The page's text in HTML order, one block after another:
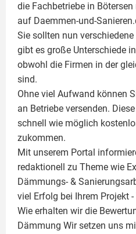
die Fachbetriebe in
auf Daemmen-und-
Sie sollten nun
gibt es große Unterschiede
obwohl die Firmen in der
sind.
Ohne viel Aufwand können
an Betriebe versenden.
schnell wie möglich
zukommen.
Mit unserem Portal
redaktionell zu Theme wie
Dämmungs- &
viel Erfolg bei Ihrem Projekt -
Wie erhalten wir die
Dämmung Wir setzen uns